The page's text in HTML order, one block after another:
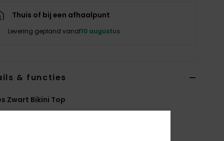
Thuis of bij een afhaalpunt
Levering gepland vanaf10 augustus
& functies
Zwart Bikini Top